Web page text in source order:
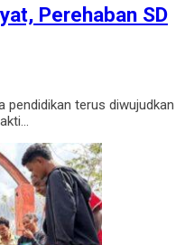
Perehaban SD
pendidikan terus diwujudkan